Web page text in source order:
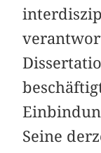
Seine